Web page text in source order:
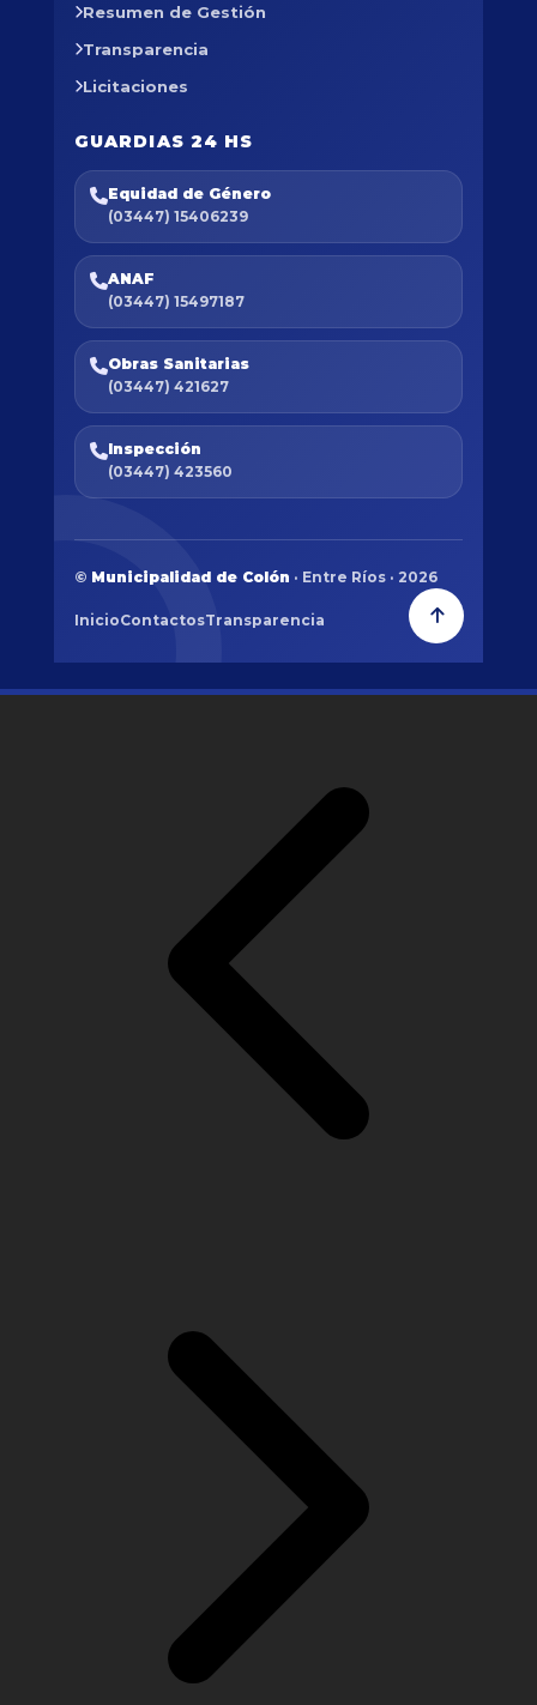
Resumen de Gestión
Transparencia
Licitaciones
GUARDIAS 24 HS
Equidad de Género
(03447) 15406239
ANAF
(03447) 15497187
Obras Sanitarias
(03447) 421627
Inspección
(03447) 423560
© Municipalidad de Colón · Entre Ríos · 2026
InicioContactosTransparencia